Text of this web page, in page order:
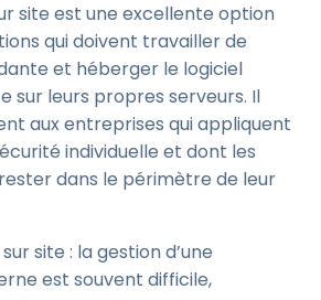
site est une excellente option
qui doivent travailler de
et héberger le logiciel
sur leurs propres serveurs. Il
aux entreprises qui appliquent
individuelle et dont les
dans le périmètre de leur
site : la gestion d’une
est souvent difficile,